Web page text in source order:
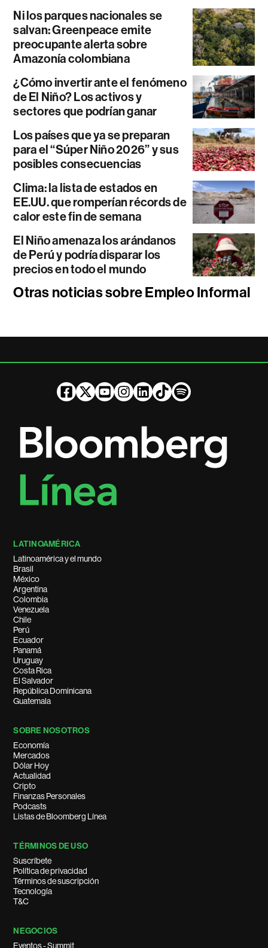
Ni los parques nacionales se
salvan: Greenpeace emite
preocupante alerta sobre
Amazonía colombiana
¿Cómo invertir ante el fenómeno
de El Niño? Los activos y
sectores que podrían ganar
Los países que ya se preparan
para el “Súper Niño 2026” y sus
posibles consecuencias
Clima: la lista de estados en
EE.UU. que romperían récords de
calor este fin de semana
El Niño amenaza los arándanos
de Perú y podría disparar los
precios en todo el mundo
Otras noticias sobre Empleo Informal
LATINOAMÉRICA
Latinoamérica y el mundo
Brasil
México
Argentina
Colombia
Venezuela
Chile
Perú
Ecuador
Panamá
Uruguay
Costa Rica
El Salvador
República Dominicana
Guatemala
SOBRE NOSOTROS
Economía
Mercados
Dólar Hoy
Actualidad
Cripto
Finanzas Personales
Podcasts
Listas de Bloomberg Línea
TÉRMINOS DE USO
Suscríbete
Política de privacidad
Términos de suscripción
Tecnología
T&C
NEGOCIOS
Eventos - Summit